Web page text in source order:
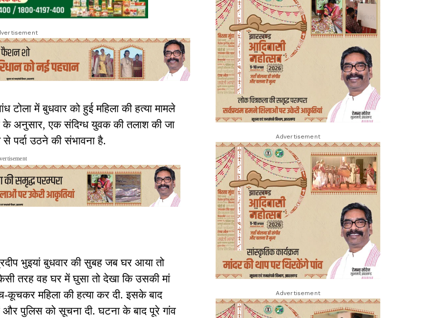
टोला में बुधवार को हुई महिला की हत्या मामले
अनुसार, एक संदिग्ध युवक की तलाश की जा
से पर्दा उठने की संभावना है.
भुइयां बुधवार की सुबह जब घर आया तो
तरह वह घर में घुसा तो देखा कि उसकी मां
महिला की हत्या कर दी. इसके बाद
और पुलिस को सूचना दी. घटना के बाद पूरे गांव
Advertisement
Advertisement